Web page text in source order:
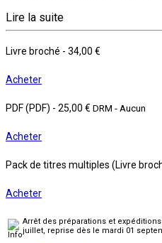
Lire la suite
Livre broché - 34,00 €
Acheter
PDF (PDF) - 25,00 € DRM - Aucun
Acheter
Pack de titres multiples (Livre
Acheter
Arrêt des préparations et
juillet, reprise dès le mardi 01